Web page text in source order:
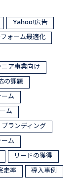
Yahoo!広告
ォーム最適化
ニア事業向け
の課題
ム
ム
ブランディング
ム
リードの獲得
走率
導入事例